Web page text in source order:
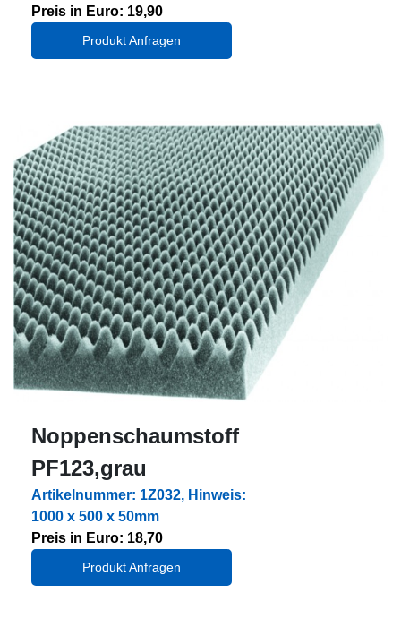
Preis in Euro: 19,90
Produkt Anfragen
Noppenschaumstoff
PF123,grau
Artikelnummer: 1Z032, Hinweis:
1000 x 500 x 50mm
Preis in Euro: 18,70
Produkt Anfragen